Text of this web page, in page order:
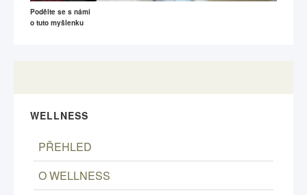
Podělte se s námi
o tuto myšlenku
WELLNESS
PŘEHLED
O WELLNESS